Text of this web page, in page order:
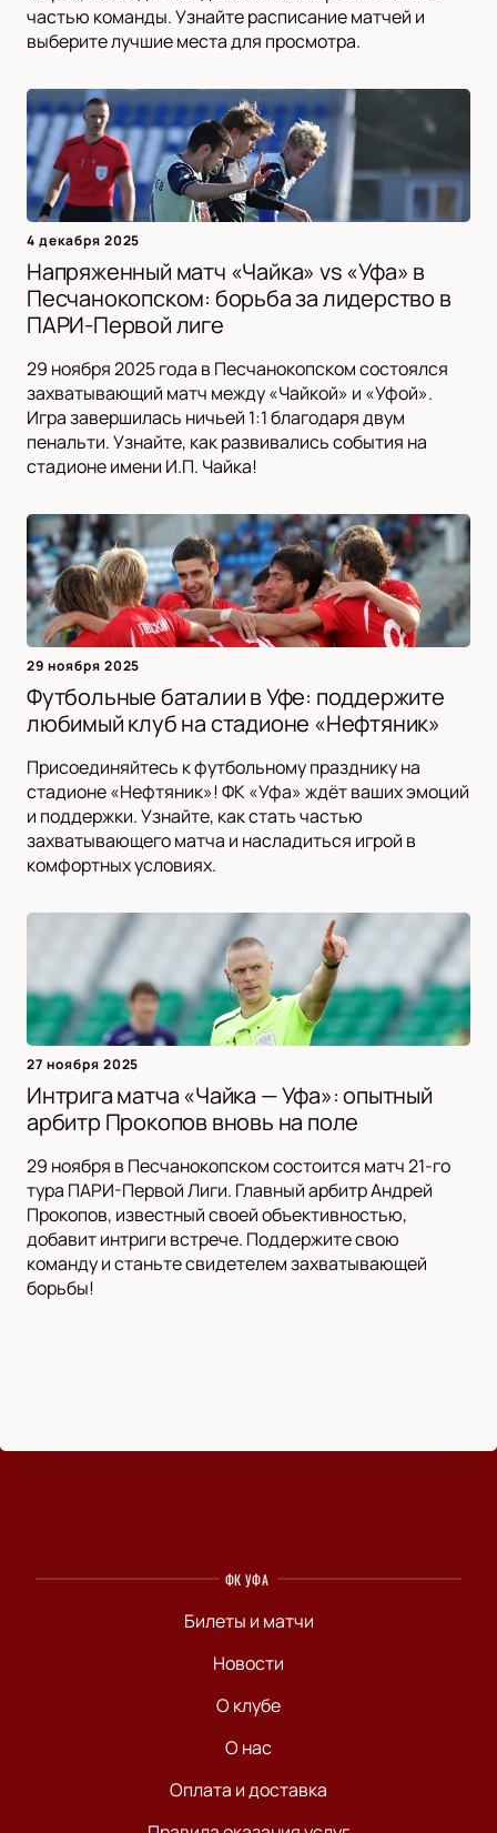
частью команды. Узнайте расписание матчей и
выберите лучшие места для просмотра.
4 декабря 2025
Напряженный матч «Чайка» vs «Уфа» в
Песчанокопском: борьба за лидерство в
ПАРИ-Первой лиге
29 ноября 2025 года в Песчанокопском состоялся
захватывающий матч между «Чайкой» и «Уфой».
Игра завершилась ничьей 1:1 благодаря двум
пенальти. Узнайте, как развивались события на
стадионе имени И.П. Чайка!
29 ноября 2025
Футбольные баталии в Уфе: поддержите
любимый клуб на стадионе «Нефтяник»
Присоединяйтесь к футбольному празднику на
стадионе «Нефтяник»! ФК «Уфа» ждёт ваших эмоций
и поддержки. Узнайте, как стать частью
захватывающего матча и насладиться игрой в
комфортных условиях.
27 ноября 2025
Интрига матча «Чайка — Уфа»: опытный
арбитр Прокопов вновь на поле
29 ноября в Песчанокопском состоится матч 21-го
тура ПАРИ-Первой Лиги. Главный арбитр Андрей
Прокопов, известный своей объективностью,
добавит интриги встрече. Поддержите свою
команду и станьте свидетелем захватывающей
борьбы!
ФК УФА
Билеты и матчи
Новости
О клубе
О нас
Оплата и доставка